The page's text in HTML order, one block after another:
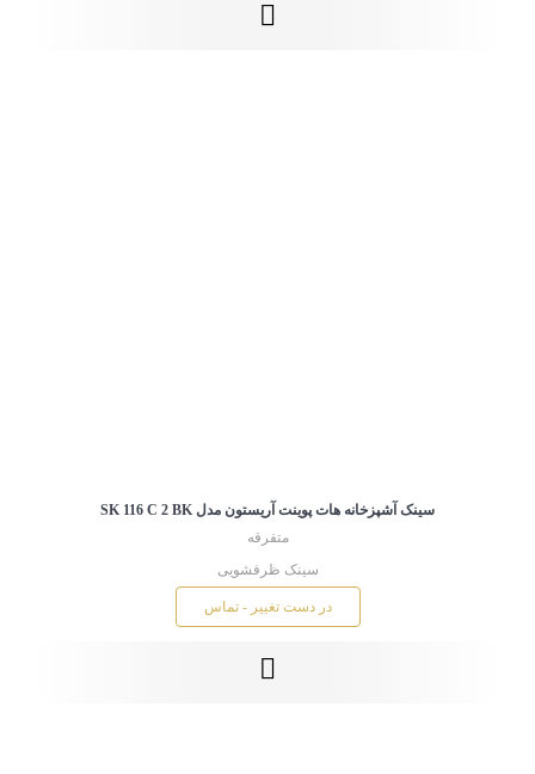
سینک آشپزخانه هات پوینت آریستون مدل SK 116 C 2 BK
متفرقه
سینک ظرفشویی
در دست تغییر - تماس